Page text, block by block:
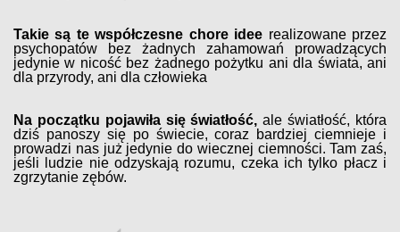
Takie są te współczesne chore idee realizowane przez
psychopatów bez żadnych zahamowań prowadzących
jedynie w nicość bez żadnego pożytku ani dla świata, ani
dla przyrody, ani dla człowieka
Na początku pojawiła się światłość, ale światłość, która
dziś panoszy się po świecie, coraz bardziej ciemnieje i
prowadzi nas już jedynie do wiecznej ciemności. Tam zaś,
jeśli ludzie nie odzyskają rozumu, czeka ich tylko płacz i
zgrzytanie zębów.